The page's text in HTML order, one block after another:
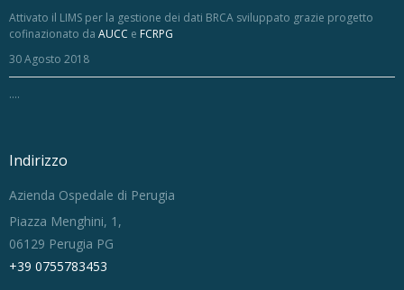
Attivato il LIMS per la gestione dei dati BRCA sviluppato grazie progetto
cofinazionato da AUCC e FCRPG
30 Agosto 2018
....
Indirizzo
Azienda Ospedale di Perugia
Piazza Menghini, 1,
06129 Perugia PG
+39 0755783453